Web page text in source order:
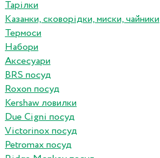
Тарілки
Казанки, сковорідки, миски, чайники
Термоси
Набори
Аксесуари
BRS посуд
Roxon посуд
Kershaw ловилки
Due Cigni посуд
Victorinox посуд
Petromax посуд